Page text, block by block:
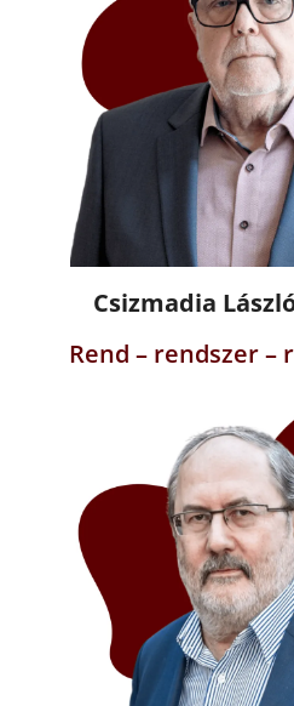
Csizmadia
Rend – rendszer –